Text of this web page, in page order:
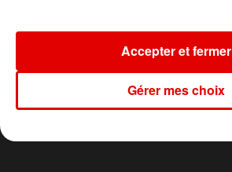
Gérer mes choix
Accepter et fermer